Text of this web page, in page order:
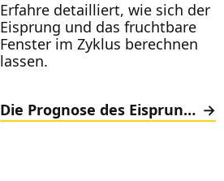
Erfahre detailliert, wie sich der
Eisprung und das fruchtbare
Fenster im Zyklus berechnen
lassen.
Die Prognose des Eisprungs